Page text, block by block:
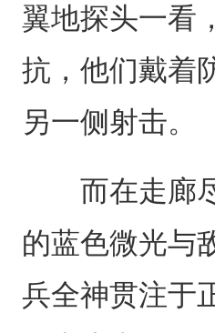
翼地探头一看
抗，他们戴着
另一侧射击。
而在走廊尽
的蓝色微光与
兵全神贯注于